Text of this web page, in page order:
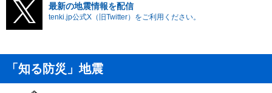
最新の地震情報を配信
tenki.jp公式X（旧Twitter）をご利用ください。
「知る防災」地震